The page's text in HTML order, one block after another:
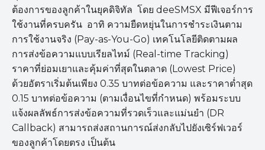
ต้องการของลูกค้าในยุคดิจิทัล โดย deeSMSX มีฟีเจอร์การ
ใช้งานที่ครบครัน อาทิ ความยืดหยุ่นในการชำระเงินตาม
การใช้งานจริง (Pay-as-You-Go) เทคโนโลยีติดตามผล
การส่งข้อความแบบเรียลไทม์ (Real-time Tracking)
ราคาที่ย่อมเยาและคุ้มค่าที่สุดในตลาด (Lowest Price)
ด้วยอัตราเริ่มต้นเพียง 0.35 บาทต่อข้อความ และราคาต่ำสุด
0.15 บาทต่อข้อความ (ตามเงื่อนไขที่กำหนด) พร้อมระบบ
แจ้งผลลัพธ์การส่งข้อความที่รวดเร็วและแม่นยำ (DR
Callback) สามารถส่งสถานการณ์ส่งกลับไปยังเซิร์ฟเวอร์
ของลูกค้าโดยตรง เป็นต้น